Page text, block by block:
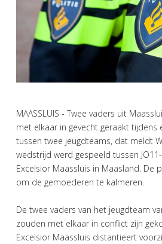
MAASSLUIS - Twee vaders uit
met elkaar in gevecht geraakt tijdens
tussen twee jeugdteams, dat meldt
wedstrijd werd gespeeld tussen
Excelsior Maassluis in Maasland. De
om de gemoederen te kalmeren.
De twee vaders van het jeugdteam
zouden met elkaar in conflict zijn
Excelsior Maassluis distantieert